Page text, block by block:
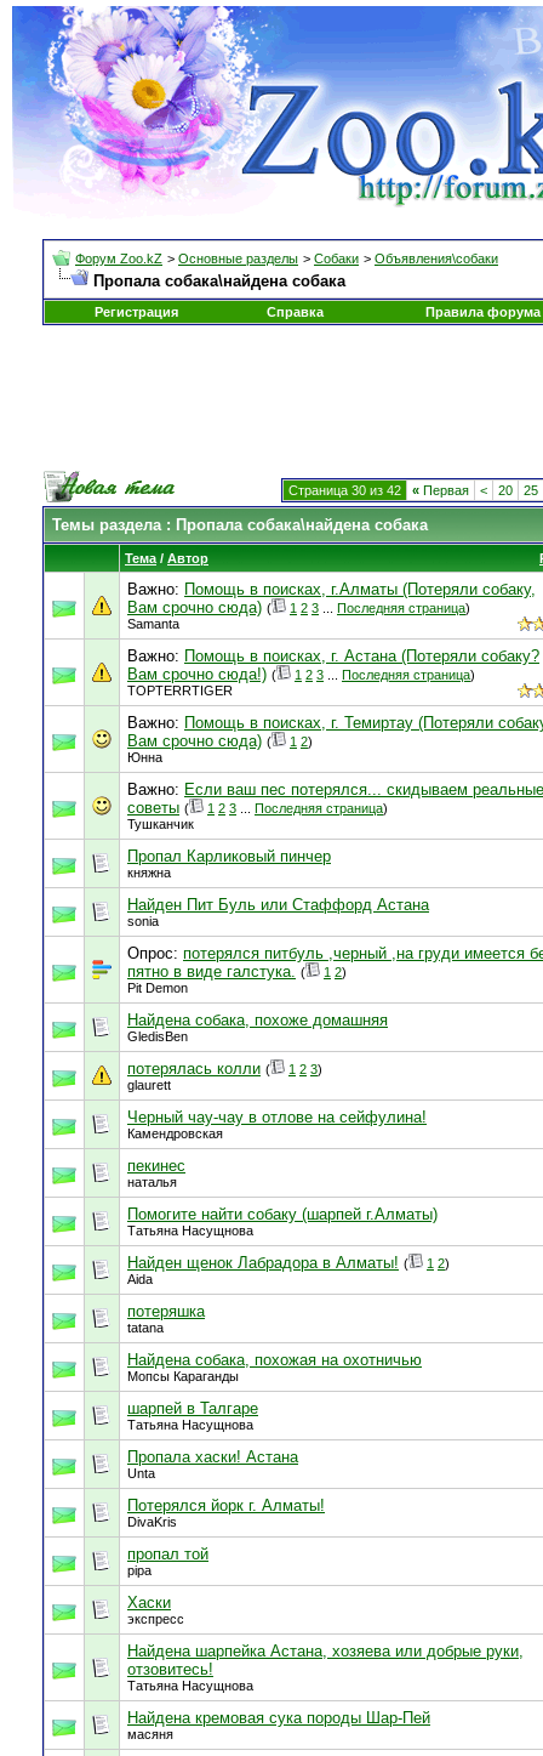
Форум Zoo.kZ > Основные разделы > Собаки > Объявления\собаки
Пропала собака\найдена собака
Регистрация Справка Правила форума
Страница 30 из 42 « Первая < 20 25
Темы раздела: Пропала собака\найдена собака
Тема / Автор
Важно: Помощь в поисках, г.Алматы (Потеряли собаку,
Вам срочно сюда) ( 1 2 3 Последняя страница)
Samanta
Важно: Помощь в поисках, г. Астана (Потеряли собаку?
Вам срочно сюда!) ( 1 2 3 Последняя страница)
TOPTERRTIGER
Важно: Помощь в поисках, г. Темиртау (Потеряли
Вам срочно сюда) ( 1 2)
Юнна
Важно: Если ваш пес потерялся... скидываем реальные
советы ( 1 2 3 Последняя страница)
Тушканчик
Пропал Карликовый пинчер
княжна
Найден Пит Буль или Стаффорд Астана
sonia
Опрос: потерялся питбуль ,черный ,на груди имеется
пятно в виде галстука. ( 1 2)
Pit Demon
Найдена собака, похоже домашняя
GledisBen
потерялась колли ( 1 2 3)
glaurett
Черный чау-чау в отлове на сейфулина!
Камендровская
пекинес
наталья
Помогите найти собаку (шарпей г.Алматы)
Татьяна Насущнова
Найден щенок Лабрадора в Алматы! ( 1 2)
Aida
потеряшка
tatana
Найдена собака, похожая на охотничью
Мопсы Караганды
шарпей в Талгаре
Татьяна Насущнова
Пропала хаски! Астана
Unta
Потерялся йорк г. Алматы!
DivaKris
пропал той
pipa
Хаски
экспресс
Найдена шарпейка Астана, хозяева или добрые руки,
отзовитесь!
Татьяна Насущнова
Найдена кремовая сука породы Шар-Пей
масяня